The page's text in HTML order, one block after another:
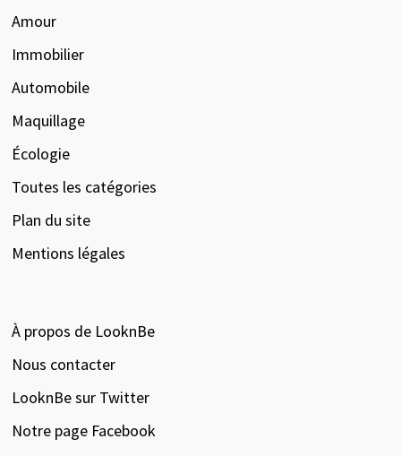
Amour
Immobilier
Automobile
Maquillage
Écologie
Toutes les catégories
Plan du site
Mentions légales
À propos de LooknBe
Nous contacter
LooknBe sur Twitter
Notre page Facebook